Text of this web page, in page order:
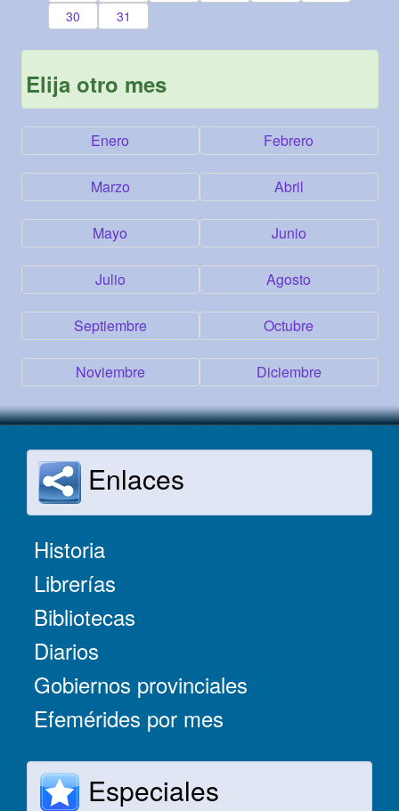
30
31
Elija otro mes
Enero Febrero
Marzo Abril
Mayo Junio
Julio Agosto
Septiembre Octubre
Noviembre Diciembre
Enlaces
Historia
Librerías
Bibliotecas
Diarios
Gobiernos provinciales
Efemérides por mes
Especiales